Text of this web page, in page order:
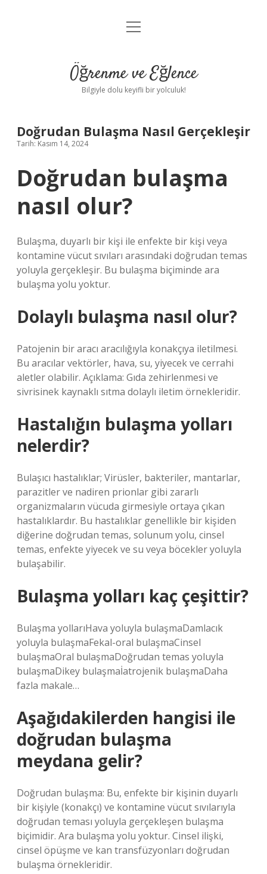
Anasayfa
Yasal Uyarı
menüyü
Öğrenme ve Eğlence
Bilgiyle dolu keyifli bir yolculuk!
Doğrudan Bulaşma Nasıl Gerçekleşir
Tarih: Kasım 14, 2024
Doğrudan bulaşma
nasıl olur?
Bulaşma, duyarlı bir kişi ile enfekte bir kişi veya
kontamine vücut sıvıları arasındaki doğrudan temas
yoluyla gerçekleşir. Bu bulaşma biçiminde ara
bulaşma yolu yoktur.
Dolaylı bulaşma nasıl olur?
Patojenin bir aracı aracılığıyla konakçıya iletilmesi.
Bu aracılar vektörler, hava, su, yiyecek ve cerrahi
aletler olabilir. Açıklama: Gıda zehirlenmesi ve
sivrisinek kaynaklı sıtma dolaylı iletim örnekleridir.
Hastalığın bulaşma yolları
nelerdir?
Bulaşıcı hastalıklar; Virüsler, bakteriler, mantarlar,
parazitler ve nadiren prionlar gibi zararlı
organizmaların vücuda girmesiyle ortaya çıkan
hastalıklardır. Bu hastalıklar genellikle bir kişiden
diğerine doğrudan temas, solunum yolu, cinsel
temas, enfekte yiyecek ve su veya böcekler yoluyla
bulaşabilir.
Bulaşma yolları kaç çeşittir?
Bulaşma yollarıHava yoluyla bulaşmaDamlacık
yoluyla bulaşmaFekal-oral bulaşmaCinsel
bulaşmaOral bulaşmaDoğrudan temas yoluyla
bulaşmaDikey bulaşmaİatrojenik bulaşmaDaha
fazla makale…
Aşağıdakilerden hangisi ile
doğrudan bulaşma
meydana gelir?
Doğrudan bulaşma: Bu, enfekte bir kişinin duyarlı
bir kişiyle (konakçı) ve kontamine vücut sıvılarıyla
doğrudan teması yoluyla gerçekleşen bulaşma
biçimidir. Ara bulaşma yolu yoktur. Cinsel ilişki,
cinsel öpüşme ve kan transfüzyonları doğrudan
bulaşma örnekleridir.